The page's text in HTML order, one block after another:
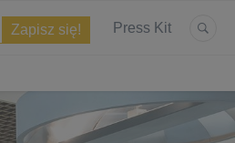
Press Kit